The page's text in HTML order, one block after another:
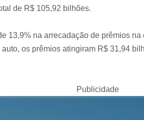
de R$ 105,92 bilhões.
13,9% na arrecadação de prêmios
os prêmios atingiram R$ 31,94
Publicidade